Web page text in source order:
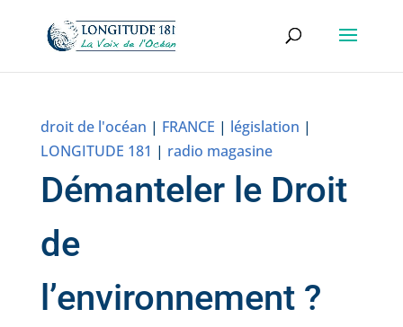
droit de l'océan | FRANCE | législation |
LONGITUDE 181 | radio magasine
Démanteler le Droit
de
l’environnement ?